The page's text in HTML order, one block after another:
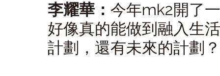
李耀華： 今年mk2開了
好像真的能做到融入生
計劃，還有未來的計劃？